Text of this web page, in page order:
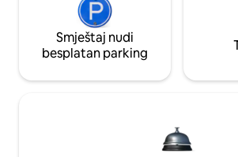
Smještaj nudi
besplatan parking